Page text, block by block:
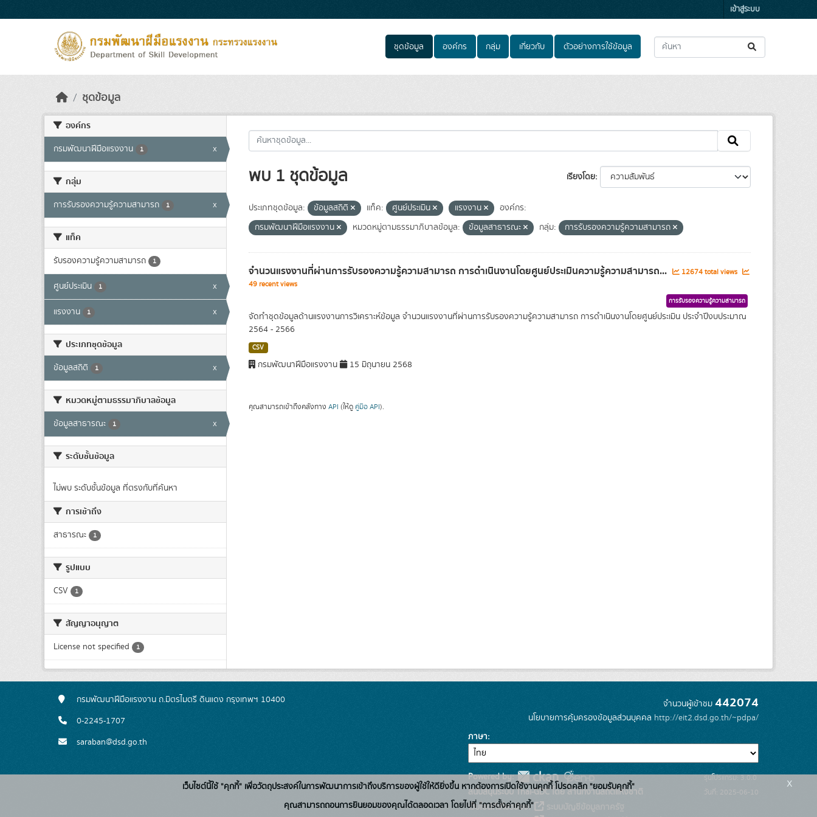
เข้าสู่ระบบ
ชุดข้อมูล องค์กร กลุ่ม เกี่ยวกับ ตัวอย่างการใช้ข้อมูล
ชุดข้อมูล
องค์กร
กรมพัฒนาฝีมือแรงงาน 1 x
กลุ่ม
การรับรองความรู้ความสามารถ 1 x
แท็ค
รับรองความรู้ความสามารถ 1
ศูนย์ประเมิน 1 x
แรงงาน 1 x
ประเภทชุดข้อมูล
ข้อมูลสถิติ 1 x
หมวดหมู่ตามธรรมาภิบาลข้อมูล
ข้อมูลสาธารณะ 1 x
ระดับชั้นข้อมูล
ไม่พบ ระดับชั้นข้อมูล ที่ตรงกับที่ค้นหา
การเข้าถึง
สาธารณะ 1
รูปแบบ
CSV 1
สัญญาอนุญาต
License not specified 1
เรียงโดย
พบ 1 ชุดข้อมูล
ประเภทชุดข้อมูล: ข้อมูลสถิติ แท็ค: ศูนย์ประเมิน แรงงาน
องค์กร:
กรมพัฒนาฝีมือแรงงาน
หมวดหมู่ตามธรรมาภิบาลข้อมูล: ข้อมูลสาธารณะ กลุ่ม: การรับรองความรู้ความสามารถ
จำนวนแรงงานที่ผ่านการรับรองความรู้ความสามารถ การดำเนินงานโดยศูนย์ประเมินความรู้ความสามารถ...
12674 total views
49 recent views
การรับรองความรู้ความสามารถ
จัดทำชุดข้อมูลด้านแรงงานการวิเคราะห์ข้อมูล จำนวนแรงงานที่ผ่านการรับรองความรู้ความสามารถ การดำเนินงานโดยศูนย์ประเมิน ประจำปีงบประมาณ
2564 - 2566
CSV
กรมพัฒนาฝีมือแรงงาน 15 มิถุนายน 2568
คุณสามารถเข้าถึงคลังทาง API (ให้ดู คู่มือ API).
กรมพัฒนาฝีมือแรงงาน ถ.มิตรไมตรี ดินแดง กรุงเทพฯ 10400
0-2245-1707
saraban@dsd.go.th
จำนวนผู้เข้าชม 442074
นโยบายการคุ้มครองข้อมูลส่วนบุคคล http://eit2.dsd.go.th/~pdpa/
ภาษา
Powered by:
สนับสนุนระบบ Thai-GDC โดย สำนักงานสถิติแห่งชาติ
เว็บไซต์ที่เกี่ยวข้อง:
รุ่นโปรแกรม: 3.0.0
วันที่: 2025-06-10
เว็บไซต์นี้ใช้ "คุกกี้" เพื่อวัตถุประสงค์ในการพัฒนาการเข้าถึงบริการของผู้ใช้ให้ดียิ่งขึ้น หากต้องการเปิดใช้งานคุกกี้ โปรดคลิก "ยอมรับคุกกี้"
คุณสามารถถอนการยินยอมของคุณได้ตลอดเวลา โดยไปที่ "การตั้งค่าคุกกี้"
x